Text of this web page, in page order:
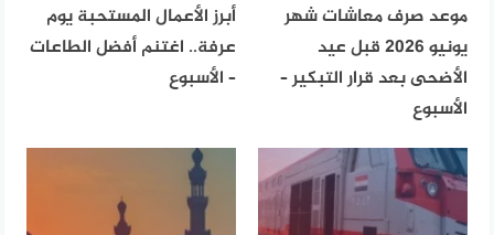
موعد صرف معاشات شهر
يونيو 2026 قبل عيد
الأضحى بعد قرار التبكير –
الأسبوع
أبرز الأعمال المستحبة يوم
عرفة.. اغتنم أفضل الطاعات
– الأسبوع